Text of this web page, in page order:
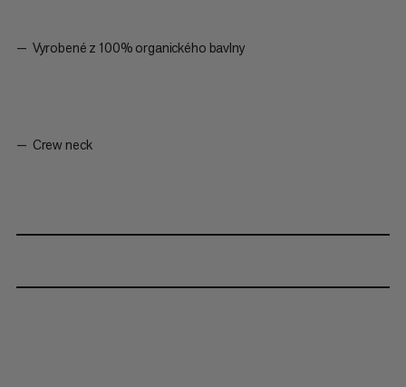
Vyrobené z 100% organického bavlny
Crew neck